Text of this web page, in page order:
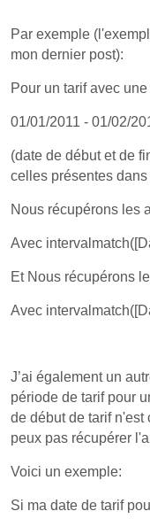
Par exemple
mon dernier post):
Pour un tarif avec
01/01/2011 - 01/02/
(date de début et de
celles présentes
Nous récupérons les
Avec
Et Nous récupérons
Avec
J’ai également un
période de tarif pour
de début de tarif n'est
peux pas récupérer
Voici un exemple:
Si ma date de tarif